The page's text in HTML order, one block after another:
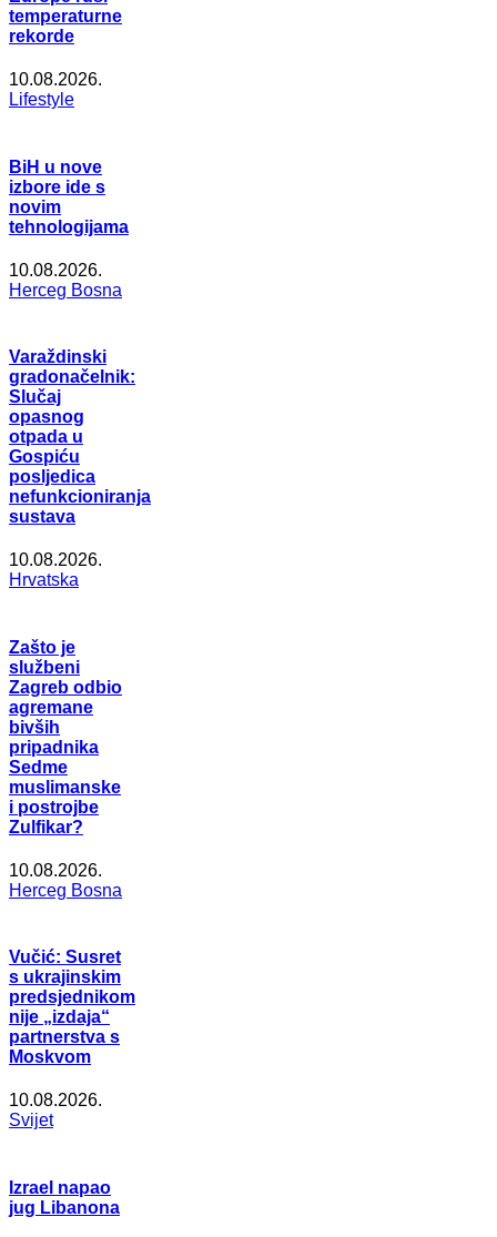
temperaturne
rekorde
10.08.2026.
Lifestyle
BiH u nove
izbore ide s
novim
tehnologijama
10.08.2026.
Herceg Bosna
Varaždinski
gradonačelnik:
Slučaj
opasnog
otpada u
Gospiću
posljedica
nefunkcioniranja
sustava
10.08.2026.
Hrvatska
Zašto je
službeni
Zagreb odbio
agremane
bivših
pripadnika
Sedme
muslimanske
i postrojbe
Zulfikar?
10.08.2026.
Herceg Bosna
Vučić: Susret
s ukrajinskim
predsjednikom
nije „izdaja“
partnerstva s
Moskvom
10.08.2026.
Svijet
Izrael napao
jug Libanona